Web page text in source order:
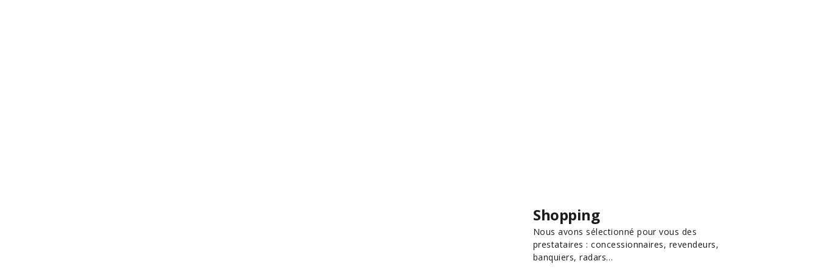
Shopping
Nous avons sélectionné pour vous des
prestataires : concessionnaires, revendeurs,
banquiers, radars…